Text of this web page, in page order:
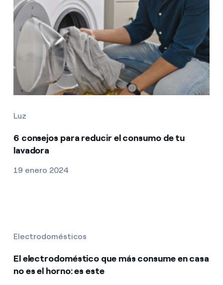
Luz
6 consejos para reducir el consumo de tu
lavadora
19 enero 2024
Electrodomésticos
El electrodoméstico que más consume en casa
no es el horno: es este